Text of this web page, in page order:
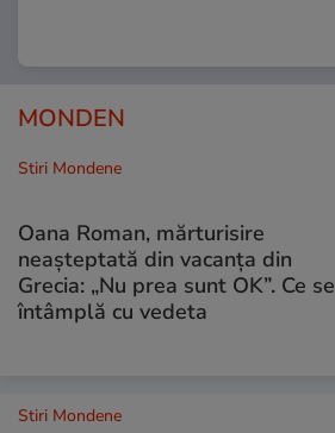
MONDEN
Stiri Mondene
Oana Roman, mărturisire
neașteptată din vacanța din
Grecia: „Nu prea sunt OK”. Ce se
întâmplă cu vedeta
Stiri Mondene